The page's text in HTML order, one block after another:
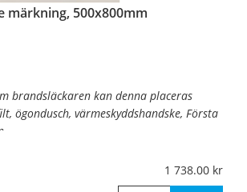
märkning, 500x800mm
brandsläckaren kan denna placeras
ögondusch, värmeskyddshandske, Första
hårdplast, 1mm (väggmontage)
1 738.00